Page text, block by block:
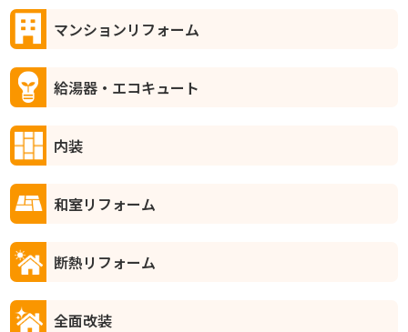
マンションリフォーム
給湯器・エコキュート
内装
和室リフォーム
断熱リフォーム
全面改装